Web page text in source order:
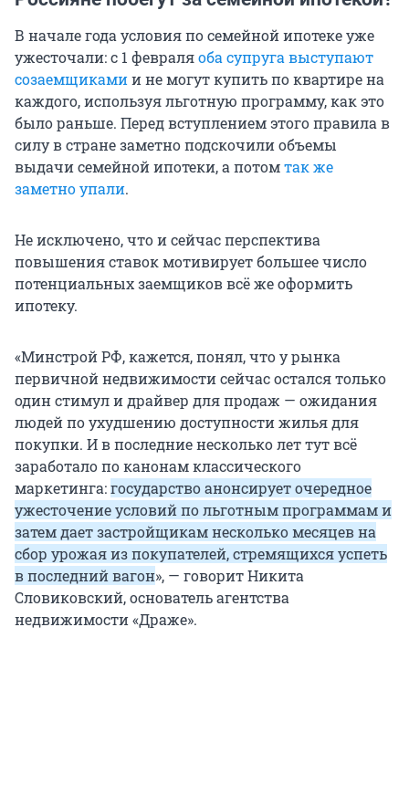
В начале года условия по семейной ипотеке уже
ужесточали: с 1 февраляоба супруга выступают
созаемщикамии не могут купить по квартире на
каждого, используя льготную программу, как это
было раньше. Перед вступлением этого правила в
силу в стране заметно подскочили объемы
выдачи семейной ипотеки, а потомтак же
заметно упали.
Не исключено, что и сейчас перспектива
повышения ставок мотивирует большее число
потенциальных заемщиков всё же оформить
ипотеку.
«Минстрой РФ, кажется, понял, что у рынка
первичной недвижимости сейчас остался только
один стимул и драйвер для продаж — ожидания
людей по ухудшению доступности жилья для
покупки. И в последние несколько лет тут всё
заработало по канонам классического
маркетинга:государство анонсирует очередное
ужесточение условий по льготным программам и
затем дает застройщикам несколько месяцев на
сбор урожая из покупателей, стремящихся успеть
в последний вагон», — говорит Никита
Словиковский, основатель агентства
недвижимости «Драже».